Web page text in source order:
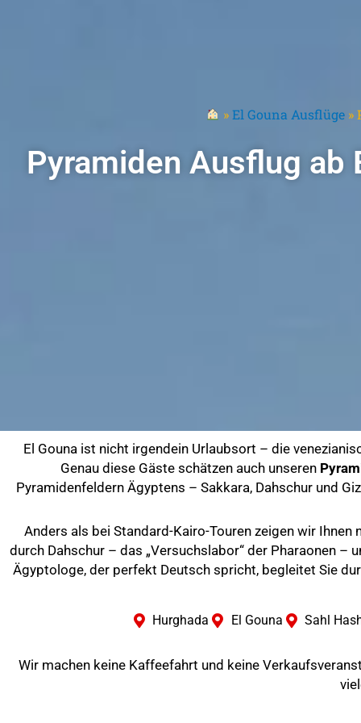
»El Gouna Ausflüge»
Pyramiden Ausflug ab
El Gouna ist nicht irgendein Urlaubsort – die
Genau diese Gäste schätzen auch unseren
Pyramidenfeldern Ägyptens – Sakkara, Dahschur und
Anders als bei Standard-Kairo-Touren zeigen wir Ihnen
durch Dahschur – das „Versuchslabor“ der Pharaonen –
Ägyptologe, der perfekt Deutsch spricht, begleitet Sie
Hurghada El Gouna Sahl
Wir machen keine Kaffeefahrt und keine